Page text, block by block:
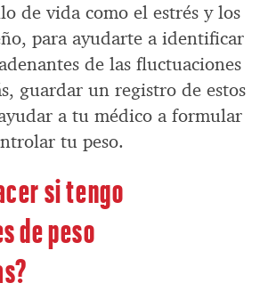
de vida como el estrés y los
para ayudarte a identificar
de las fluctuaciones
guardar un registro de estos
a tu médico a formular
tu peso.
si tengo
de peso